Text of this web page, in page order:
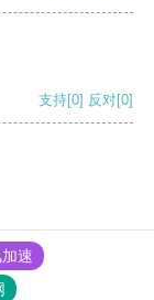
支持[0] 反对[0]
速